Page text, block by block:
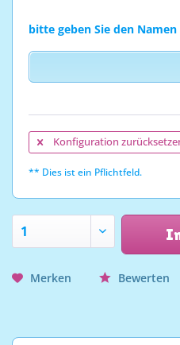
bitte geben Sie den
Konfiguration
** Dies ist ein Pflichtfeld.
Merken Bewerten